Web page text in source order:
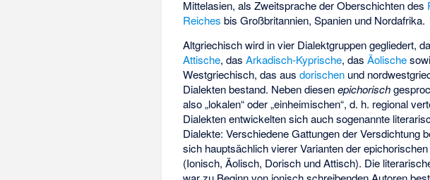
Mittelasien, als Zweitsprache der Oberschichten des
Reiches bis Großbritannien, Spanien und Nordafrika.
Altgriechisch wird in vier Dialektgruppen gegliedert,
Attische, dasArkadisch-Kyprische, dasÄolische
Westgriechisch, das ausdorischen und
Dialekten bestand. Neben diesenepichorisch
also „lokalen“ oder „einheimischen“, d. h. regional
Dialekten entwickelten sich auch sogenannte
Dialekte: Verschiedene Gattungen der Versdichtung
sich hauptsächlich vierer Varianten der
(Ionisch, Äolisch, Dorisch und Attisch). Die